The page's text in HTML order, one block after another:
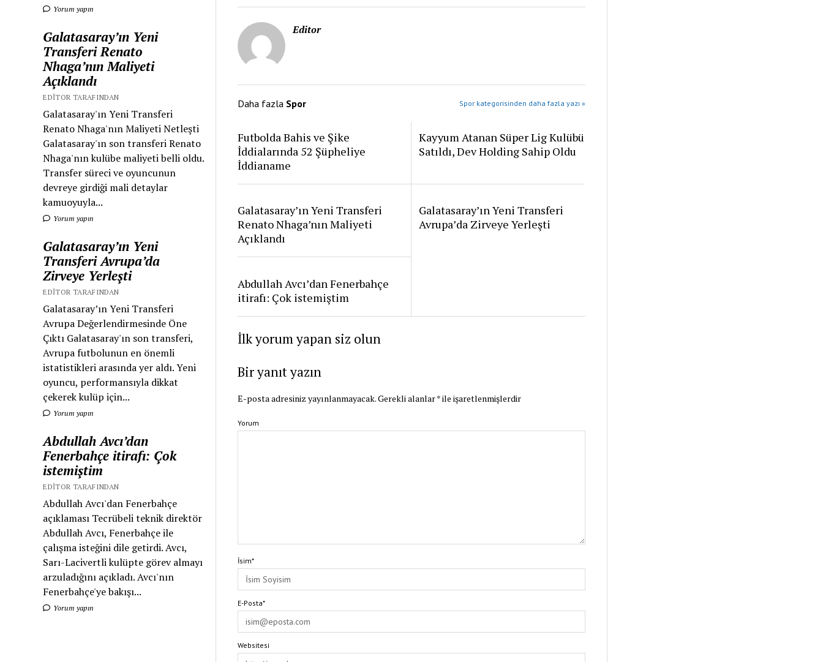
Yorum yapın
Galatasaray’ın Yeni
Transferi Renato
Nhaga’nın Maliyeti
Açıklandı
EDITOR TARAFINDAN
Galatasaray'ın Yeni Transferi
Renato Nhaga'nın Maliyeti Netleşti
Galatasaray'ın son transferi Renato
Nhaga'nın kulübe maliyeti belli oldu.
Transfer süreci ve oyuncunun
devreye girdiği mali detaylar
kamuoyuyla...
Yorum yapın
Galatasaray’ın Yeni
Transferi Avrupa’da
Zirveye Yerleşti
EDITOR TARAFINDAN
Galatasaray’ın Yeni Transferi
Avrupa Değerlendirmesinde Öne
Çıktı Galatasaray'ın son transferi,
Avrupa futbolunun en önemli
istatistikleri arasında yer aldı. Yeni
oyuncu, performansıyla dikkat
çekerek kulüp için...
Yorum yapın
Abdullah Avcı’dan
Fenerbahçe itirafı: Çok
istemiştim
EDITOR TARAFINDAN
Abdullah Avcı'dan Fenerbahçe
açıklaması Tecrübeli teknik direktör
Abdullah Avcı, Fenerbahçe ile
çalışma isteğini dile getirdi. Avcı,
Sarı-Lacivertli kulüpte görev almayı
arzuladığını açıkladı. Avcı'nın
Fenerbahçe'ye bakışı...
Yorum yapın
Editor
Daha fazla Spor Spor kategorisinden daha fazla yazı »
Futbolda Bahis ve Şike
İddialarında 52 Şüpheliye
İddianame
Kayyum Atanan Süper Lig Kulübü
Satıldı, Dev Holding Sahip Oldu
Galatasaray’ın Yeni Transferi
Renato Nhaga’nın Maliyeti
Açıklandı
Galatasaray’ın Yeni Transferi
Avrupa’da Zirveye Yerleşti
Abdullah Avcı’dan Fenerbahçe
itirafı: Çok istemiştim
İlk yorum yapan siz olun
Bir yanıt yazın
E-posta adresiniz yayınlanmayacak.Gerekli alanlar*ile işaretlenmişlerdir
Yorum
İsim*
E-Posta*
Websitesi